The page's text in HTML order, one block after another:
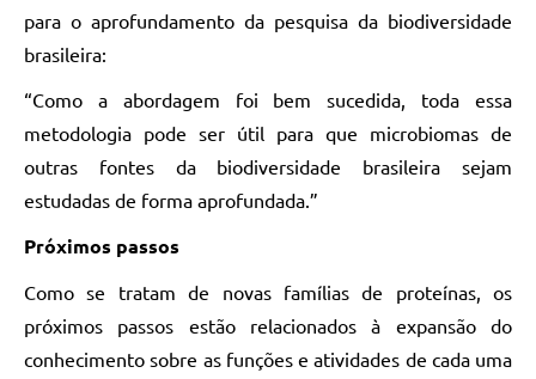
para o aprofundamento da pesquisa da biodiversidade
brasileira:
“Como a abordagem foi bem sucedida, toda essa
metodologia pode ser útil para que microbiomas de
outras fontes da biodiversidade brasileira sejam
estudadas de forma aprofundada.”
Próximos passos
Como se tratam de novas famílias de proteínas, os
próximos passos estão relacionados à expansão do
conhecimento sobre as funções e atividades de cada uma